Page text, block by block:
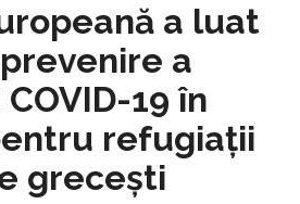
a luat
a
19 în
refugiații
grecești